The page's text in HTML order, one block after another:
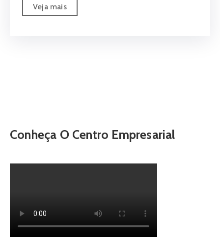
Veja mais
Conheça O Centro Empresarial